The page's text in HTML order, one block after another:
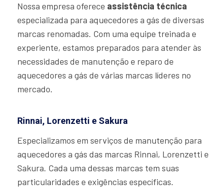
Nossa empresa oferece assistência técnica
especializada para aquecedores a gás de diversas
marcas renomadas. Com uma equipe treinada e
experiente, estamos preparados para atender às
necessidades de manutenção e reparo de
aquecedores a gás de várias marcas líderes no
mercado.
Rinnai, Lorenzetti e Sakura
Especializamos em serviços de manutenção para
aquecedores a gás das marcas Rinnai, Lorenzetti e
Sakura. Cada uma dessas marcas tem suas
particularidades e exigências específicas.